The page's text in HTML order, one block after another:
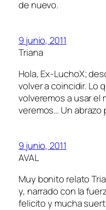
de nuevo.
9 junio, 2011
Triana
Hola, Ex-LuchoX;
volver a coincidir. Lo
volveremos a usar el
veremos… Un abrazo
9 junio, 2011
AVAL
Muy bonito relato
y, narrado con la
felicito y mucha